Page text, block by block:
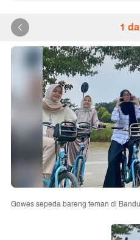
1
Gowes sepeda bareng teman di